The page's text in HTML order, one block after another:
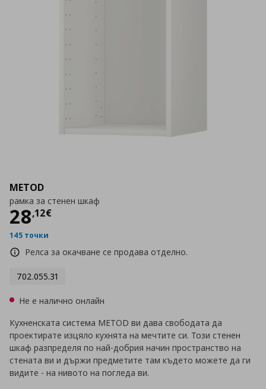
METOD
рамка за стенен шкаф
28,12€
Цена
145 точки
Релса за окачване се продава отделно.
702.055.31
Не е налично онлайн
Кухненската система METOD ви дава свободата да
проектирате изцяло кухнята на мечтите си. Този стенен
шкаф разпределя по най-добрия начин пространство на
стената ви и държи предметите там където можете да ги
видите - на нивото на погледа ви.